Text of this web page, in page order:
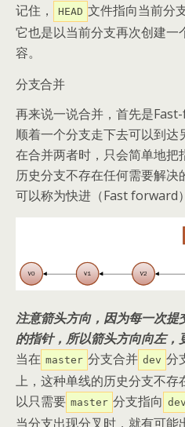
记住，
HEAD 文件指向当前分
它也是以当前分支再次创建一
容。
分支合并
再来说一说合并，首先是
顺着一个分支走下去可以到
在合并两者时，只会简单地把
历史分支不存在任何需要解
可以称为快进（Fast forward
注意箭头方向，因为每一次
的指针，所以箭头方向向左，
当在 master 分支合并 dev 分
上，这种单线的历史分支不
以只需要 master 分支指向 dev
当分支出现分叉时，就有可